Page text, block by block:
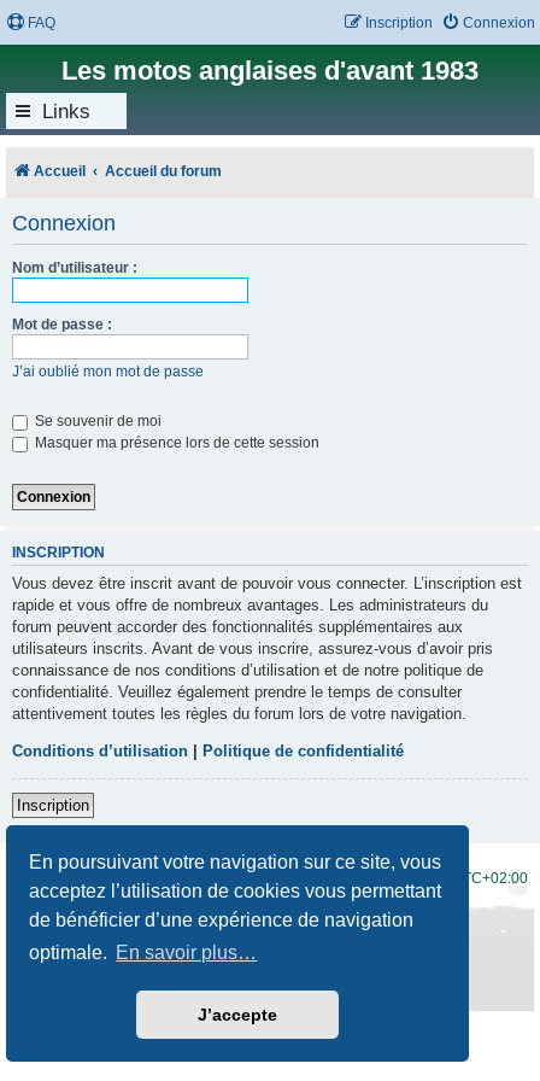
En poursuivant votre navigation sur ce site, vous
acceptez l’utilisation de cookies vous permettant
de bénéficier d’une expérience de navigation
optimale. En savoir plus…
J’accepte
FAQ Connexion
Inscription
Les motos anglaises d'avant 1983
Links
Accueil Accueil du forum
Connexion
Nom d’utilisateur :
Mot de passe :
J’ai oublié mon mot de passe
Se souvenir de moi
Masquer ma présence lors de cette session
INSCRIPTION
Vous devez être inscrit avant de pouvoir vous connecter. L’inscription est
rapide et vous offre de nombreux avantages. Les administrateurs du
forum peuvent accorder des fonctionnalités supplémentaires aux
utilisateurs inscrits. Avant de vous inscrire, assurez-vous d’avoir pris
connaissance de nos conditions d’utilisation et de notre politique de
confidentialité. Veuillez également prendre le temps de consulter
attentivement toutes les règles du forum lors de votre navigation.
Conditions d’utilisation Politique de confidentialité
Inscription
UTC+02:00
Développé par phpBB® Forum Software © phpBB Limited
Traduction française officielle
Prosilver New Edition
Confidentialité|Conditions